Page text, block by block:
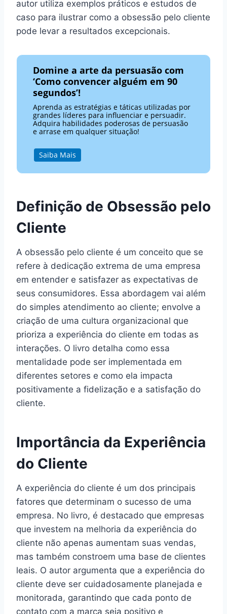
autor utiliza exemplos práticos e estudos de
caso para ilustrar como a obsessão pelo cliente
pode levar a resultados excepcionais.
Domine a arte da persuasão com
‘Como convencer alguém em 90
segundos’!
Aprenda as estratégias e táticas utilizadas por
grandes líderes para influenciar e persuadir.
Adquira habilidades poderosas de persuasão
e arrase em qualquer situação!
Saiba Mais
Definição de Obsessão pelo
Cliente
A obsessão pelo cliente é um conceito que se
refere à dedicação extrema de uma empresa
em entender e satisfazer as expectativas de
seus consumidores. Essa abordagem vai além
do simples atendimento ao cliente; envolve a
criação de uma cultura organizacional que
prioriza a experiência do cliente em todas as
interações. O livro detalha como essa
mentalidade pode ser implementada em
diferentes setores e como ela impacta
positivamente a fidelização e a satisfação do
cliente.
Importância da Experiência
do Cliente
A experiência do cliente é um dos principais
fatores que determinam o sucesso de uma
empresa. No livro, é destacado que empresas
que investem na melhoria da experiência do
cliente não apenas aumentam suas vendas,
mas também constroem uma base de clientes
leais. O autor argumenta que a experiência do
cliente deve ser cuidadosamente planejada e
monitorada, garantindo que cada ponto de
contato com a marca seja positivo e